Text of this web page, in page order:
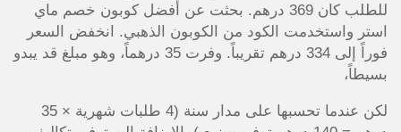
للطلب كان 369 درهم. بحثت عن أفضل كوبون خصم ماي
استر واستخدمت الكود من الكوبون الذهبي. انخفض السعر
فوراً إلى 334 درهم تقريباً. وفرت 35 درهماً، وهو مبلغ قد يبدو
بسيطاً،
لكن عندما تحسبها على مدار سنة (4 طلبات شهرية × 35